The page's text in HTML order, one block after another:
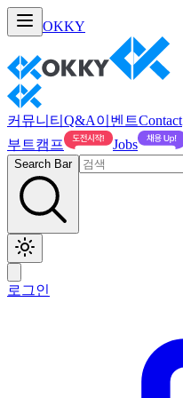
OKKY
커뮤니티 Q&A이벤트Contact
부트캠프
Jobs
Search Bar
로그인